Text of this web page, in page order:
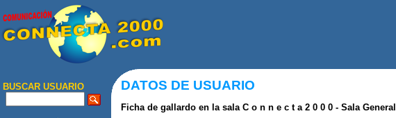
BUSCAR USUARIO DATOS DE USUARIO
Ficha de gallardo en la sala C o n n e c t a 2 0 0 0 - Sala General